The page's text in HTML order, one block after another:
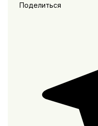
Поделиться